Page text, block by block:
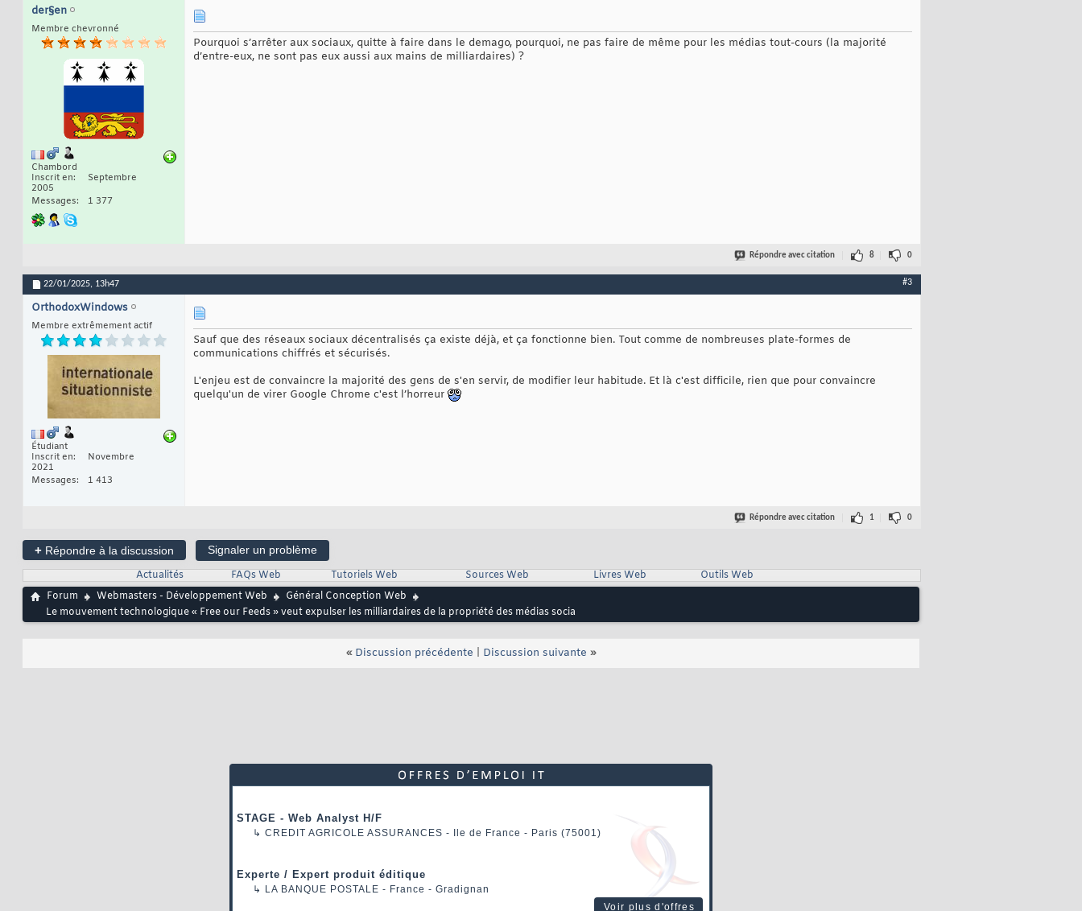
der§en
Membre chevronné
Chambord
Inscrit en
Septembre
2005
Messages
1 377
Pourquoi s’arrêter aux sociaux, quitte à faire dans le demago, pourquoi, ne pas faire de même pour les médias tout-cours (la majorité
d’entre-eux, ne sont pas eux aussi aux mains de milliardaires) ?
Répondre avec citation 8 0
22/01/2025, 13h47 #3
OrthodoxWindows
Membre extrêmement actif
Étudiant
Inscrit en
Novembre
2021
Messages
1 413
Sauf que des réseaux sociaux décentralisés ça existe déjà, et ça fonctionne bien. Tout comme de nombreuses plate-formes de
communications chiffrés et sécurisés.
L'enjeu est de convaincre la majorité des gens de s'en servir, de modifier leur habitude. Et là c'est difficile, rien que pour convaincre
quelqu'un de virer Google Chrome c'est l’horreur
Répondre avec citation 1 0
+ Répondre à la discussion
Signaler un problème
Actualités
FAQs Web Tutoriels Web Sources Web Livres Web
Outils Web
Forum
Webmasters - Développement Web
Général Conception Web
Le mouvement technologique « Free our Feeds » veut expulser les milliardaires de la propriété des médias socia
« Discussion précédente Discussion suivante »
STAGE - Web Analyst H/F
↳ CREDIT AGRICOLE ASSURANCES - Ile de France - Paris (75001)
Experte / Expert produit éditique
↳ LA BANQUE POSTALE - France - Gradignan
Voir plus d'offres